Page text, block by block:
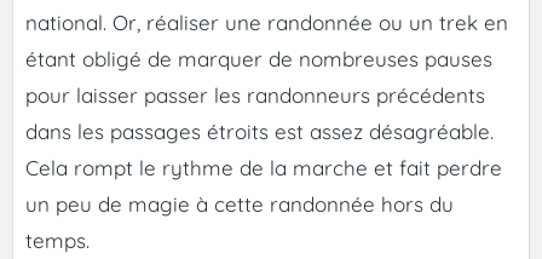
national. Or, réaliser une randonnée ou un trek en
étant obligé de marquer de nombreuses pauses
pour laisser passer les randonneurs précédents
dans les passages étroits est assez désagréable.
Cela rompt le rythme de la marche et fait perdre
un peu de magie à cette randonnée hors du
temps.